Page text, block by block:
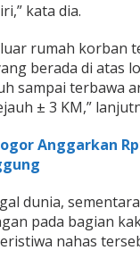
kata dia.
rumah korban
berada di atas
sampai terbawa
± 3 KM,”
Anggarkan
dunia,
pada bagian
nahas